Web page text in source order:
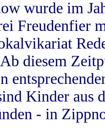
wurde im
Freudenfier
diesem
Kinder aus
- in